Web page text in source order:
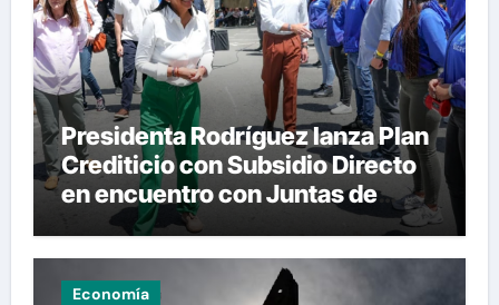
Presidenta Rodríguez lanza Plan
Crediticio con Subsidio Directo
en encuentro con Juntas de
Condominio
Economía